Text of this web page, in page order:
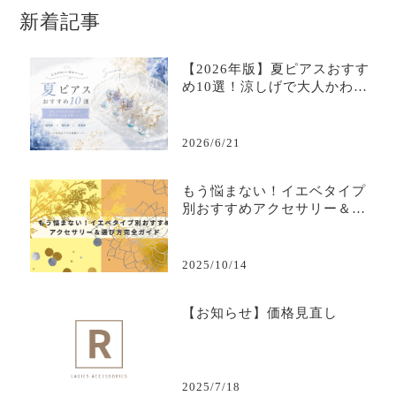
新着記事
【2026年版】夏ピアスおすす
め10選！涼しげで大人かわい
2026/6/21
もう悩まない！イエベタイプ
別おすすめアクセサリー＆選
2025/10/14
【お知らせ】価格見直し
2025/7/18